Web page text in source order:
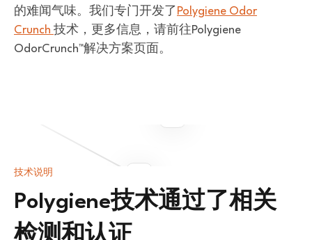
的难闻气味。我们专门开发了 Polygiene Odor
Crunch 技术，更多信息，请前往Polygiene
OdorCrunch™解决方案页面。
技术说明
Polygiene技术通过了相关
检测和认证